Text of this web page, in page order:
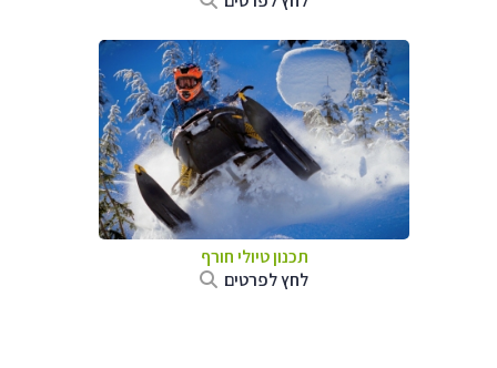
תכנון טיולי חורף
לחץ לפרטים